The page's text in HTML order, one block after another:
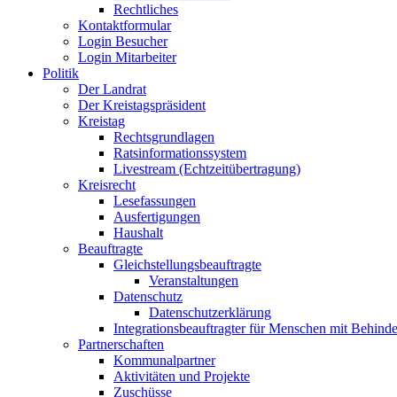
Rechtliches
Kontaktformular
Login Besucher
Login Mitarbeiter
Politik
Der Landrat
Der Kreistagspräsident
Kreistag
Rechtsgrundlagen
Ratsinformationssystem
Livestream (Echtzeitübertragung)
Kreisrecht
Lesefassungen
Ausfertigungen
Haushalt
Beauftragte
Gleichstellungsbeauftragte
Veranstaltungen
Datenschutz
Datenschutzerklärung
Integrationsbeauftragter für Menschen mit
Partnerschaften
Kommunalpartner
Aktivitäten und Projekte
Zuschüsse